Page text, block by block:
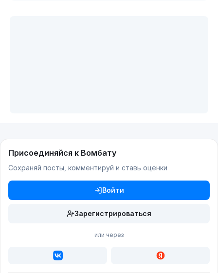
Присоединяйся к Вомбату
Сохраняй посты, комментируй и ставь оценки
Войти
Зарегистрироваться
или через